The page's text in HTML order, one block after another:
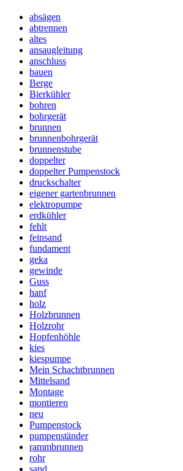
absägen
abtrennen
altes
ansaugleitung
anschluss
bauen
Berge
Bierkühler
bohren
bohrgerät
brunnen
brunnenbohrgerät
brunnenstube
doppelter
doppelter Pumpenstock
druckschalter
eigener gartenbrunnen
elektropumpe
erdkühler
fehlt
feinsand
fundament
geka
gewinde
Guss
hanf
holz
Holzbrunnen
Holzrohr
Hopfenhöhle
kies
kiespumpe
Mein Schachtbrunnen
Mittelsand
Montage
montieren
neu
Pumpenstock
pumpenständer
rammbrunnen
rohr
sand